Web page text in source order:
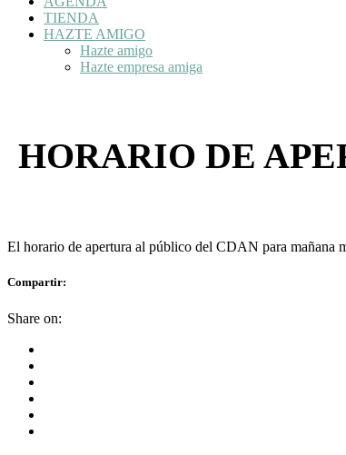
TIENDA
HAZTE AMIGO
Hazte amigo
Hazte empresa amiga
HORARIO DE
El horario de apertura al público del CDAN para mañana
Compartir:
Share on: